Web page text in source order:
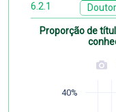
6.2.1
Proporção de
40%